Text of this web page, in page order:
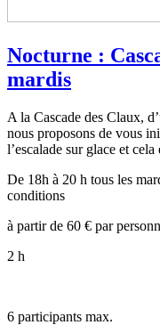
Nocturne :
mardis
A la Cascade des Claux,
nous proposons de vous
l’escalade sur glace et
De 18h à 20 h tous les
conditions
à partir de 60 € par
2 h
6 participants max.